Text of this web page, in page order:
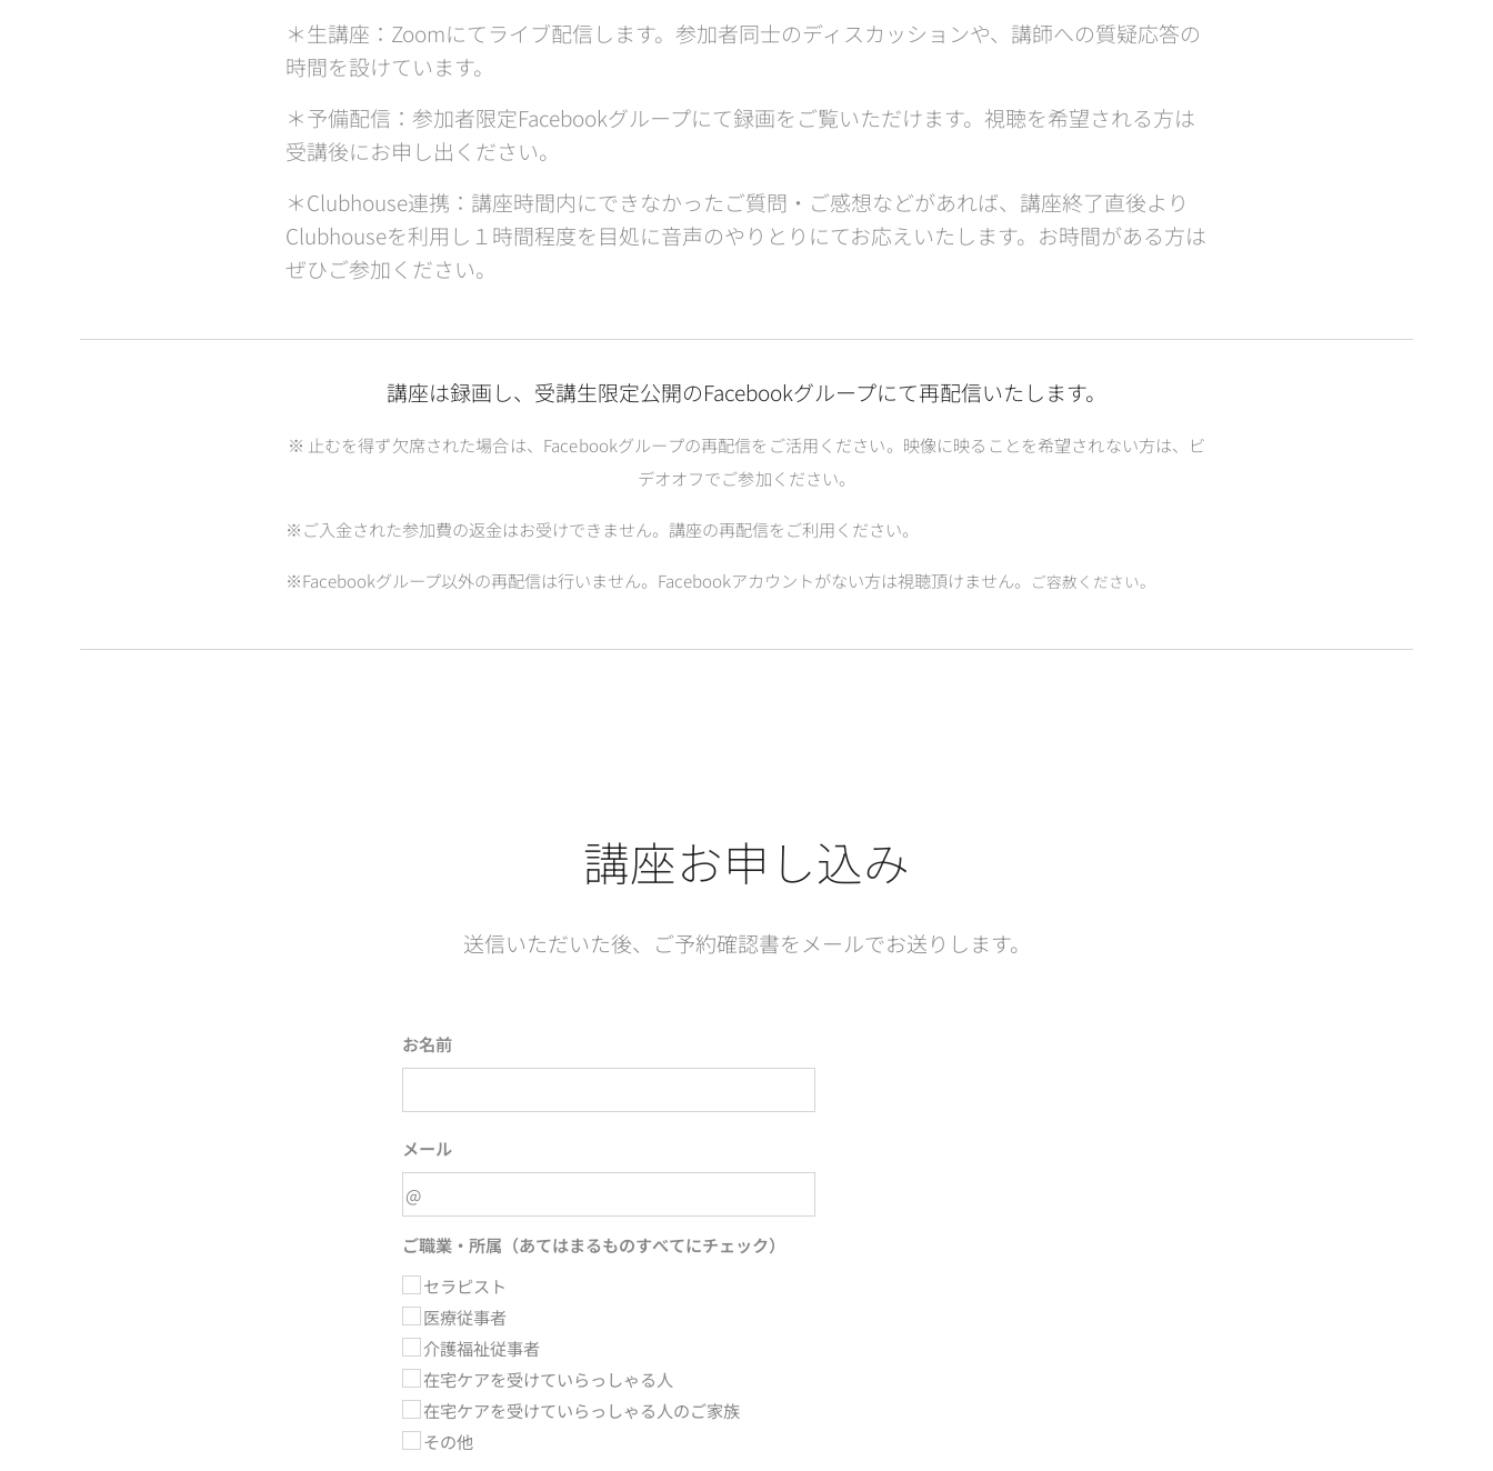
＊生講座：Zoomにてライブ配信します。参加者同士のディスカッションや、講師への質疑応答の
時間を設けています。
＊予備配信：参加者限定Facebookグループにて録画をご覧いただけます。視聴を希望される方は
受講後にお申し出ください。
＊Clubhouse連携：講座時間内にできなかったご質問・ご感想などがあれば、講座終了直後より
Clubhouseを利用し１時間程度を目処に音声のやりとりにてお応えいたします。お時間がある方は
ぜひご参加ください。
講座は録画し、受講生限定公開のFacebookグループにて再配信いたします。
※ 止むを得ず欠席された場合は、Facebookグループの再配信をご活用ください。映像に映ることを希望されない方は、ビ
デオオフでご参加ください。
※ご入金された参加費の返金はお受けできません。講座の再配信をご利用ください。
※Facebookグループ以外の再配信は行いません。Facebookアカウントがない方は視聴頂けません。 ご容赦ください。
講座お申し込み
送信いただいた後、ご予約確認書をメールでお送りします。
お名前
メール
ご職業・所属（あてはまるものすべてにチェック）
セラピスト
医療従事者
介護福祉従事者
在宅ケアを受けていらっしゃる人
在宅ケアを受けていらっしゃる人のご家族
その他